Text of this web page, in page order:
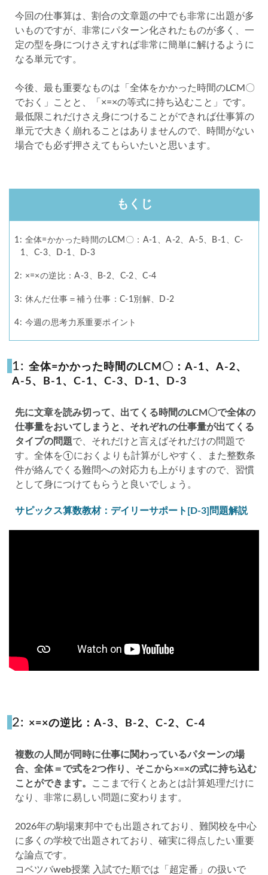
今回の仕事算は、割合の文章題の中でも非常に出題が多
いものですが、非常にパターン化されたものが多く、一
定の型を身につけさえすれば非常に簡単に解けるように
なる単元です。
今後、最も重要なものは「全体をかかった時間のLCM〇
でおく」ことと、「×=×の等式に持ち込むこと」です。
最低限これだけさえ身につけることができれば仕事算の
単元で大きく崩れることはありませんので、時間がない
場合でも必ず押さえてもらいたいと思います。
もくじ
1: 全体=かかった時間のLCM〇：A-1、A-2、A-5、B-1、C-
1、C-3、D-1、D-3
2: ×=×の逆比：A-3、B-2、C-2、C-4
3: 休んだ仕事＝補う仕事：C-1別解、D-2
4: 今週の思考力系重要ポイント
1: 全体=かかった時間のLCM〇：A-1、A-2、
A-5、B-1、C-1、C-3、D-1、D-3
先に文章を読み切って、出てくる時間のLCM〇で全体の
仕事量をおいてしまうと、それぞれの仕事量が出てくる
タイプの問題で、それだけと言えばそれだけの問題で
す。全体を①におくよりも計算がしやすく、また整数条
件が絡んでくる難問への対応力も上がりますので、習慣
として身につけてもらうと良いでしょう。
サピックス算数教材：デイリーサポート[D-3]問題解説
2: ×=×の逆比：A-3、B-2、C-2、C-4
複数の人間が同時に仕事に関わっているパターンの場
合、全体＝で式を2つ作り、そこから×=×の式に持ち込む
ことができます。
ここまで行くとあとは計算処理だけに
なり、非常に易しい問題に変わります。
2026年の駒場東邦中でも出題されており、難関校を中心
に多くの学校で出題されており、確実に得点したい重要
な論点です。
コベツバweb授業 入試でた順では「超定番」の扱いで